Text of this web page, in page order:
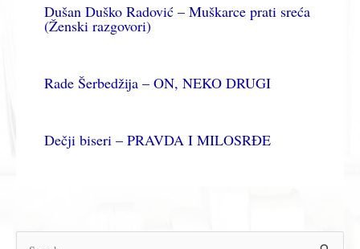
Dušan Duško Radović – Muškarce prati sreća
(Ženski razgovori)
Rade Šerbedžija – ON, NEKO DRUGI
Dečji biseri – PRAVDA I MILOSRĐE